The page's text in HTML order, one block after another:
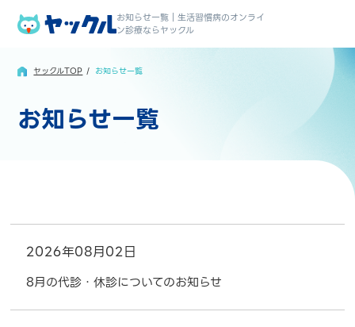
お知らせ一覧｜生活習慣病のオンライ
ン診療ならヤックル
ヤックルTOP お知らせ一覧
お知らせ一覧
2026年08月02日
8月の代診・休診についてのお知らせ